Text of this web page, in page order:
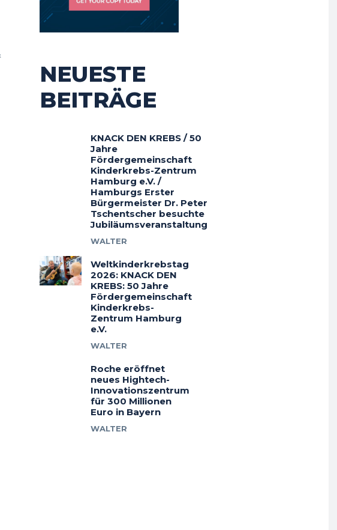
NEUESTE
BEITRÄGE
KNACK DEN KREBS / 50
Jahre
Fördergemeinschaft
Kinderkrebs-Zentrum
Hamburg e.V. /
Hamburgs Erster
Bürgermeister Dr. Peter
Tschentscher besuchte
Jubiläumsveranstaltung
WALTER
Weltkinderkrebstag
2026: KNACK DEN
KREBS: 50 Jahre
Fördergemeinschaft
Kinderkrebs-
Zentrum Hamburg
e.V.
WALTER
Roche eröffnet
neues Hightech-
Innovationszentrum
für 300 Millionen
Euro in Bayern
WALTER